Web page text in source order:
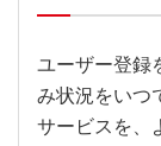
ユーザー登録
み状況をいつ
サービスを、